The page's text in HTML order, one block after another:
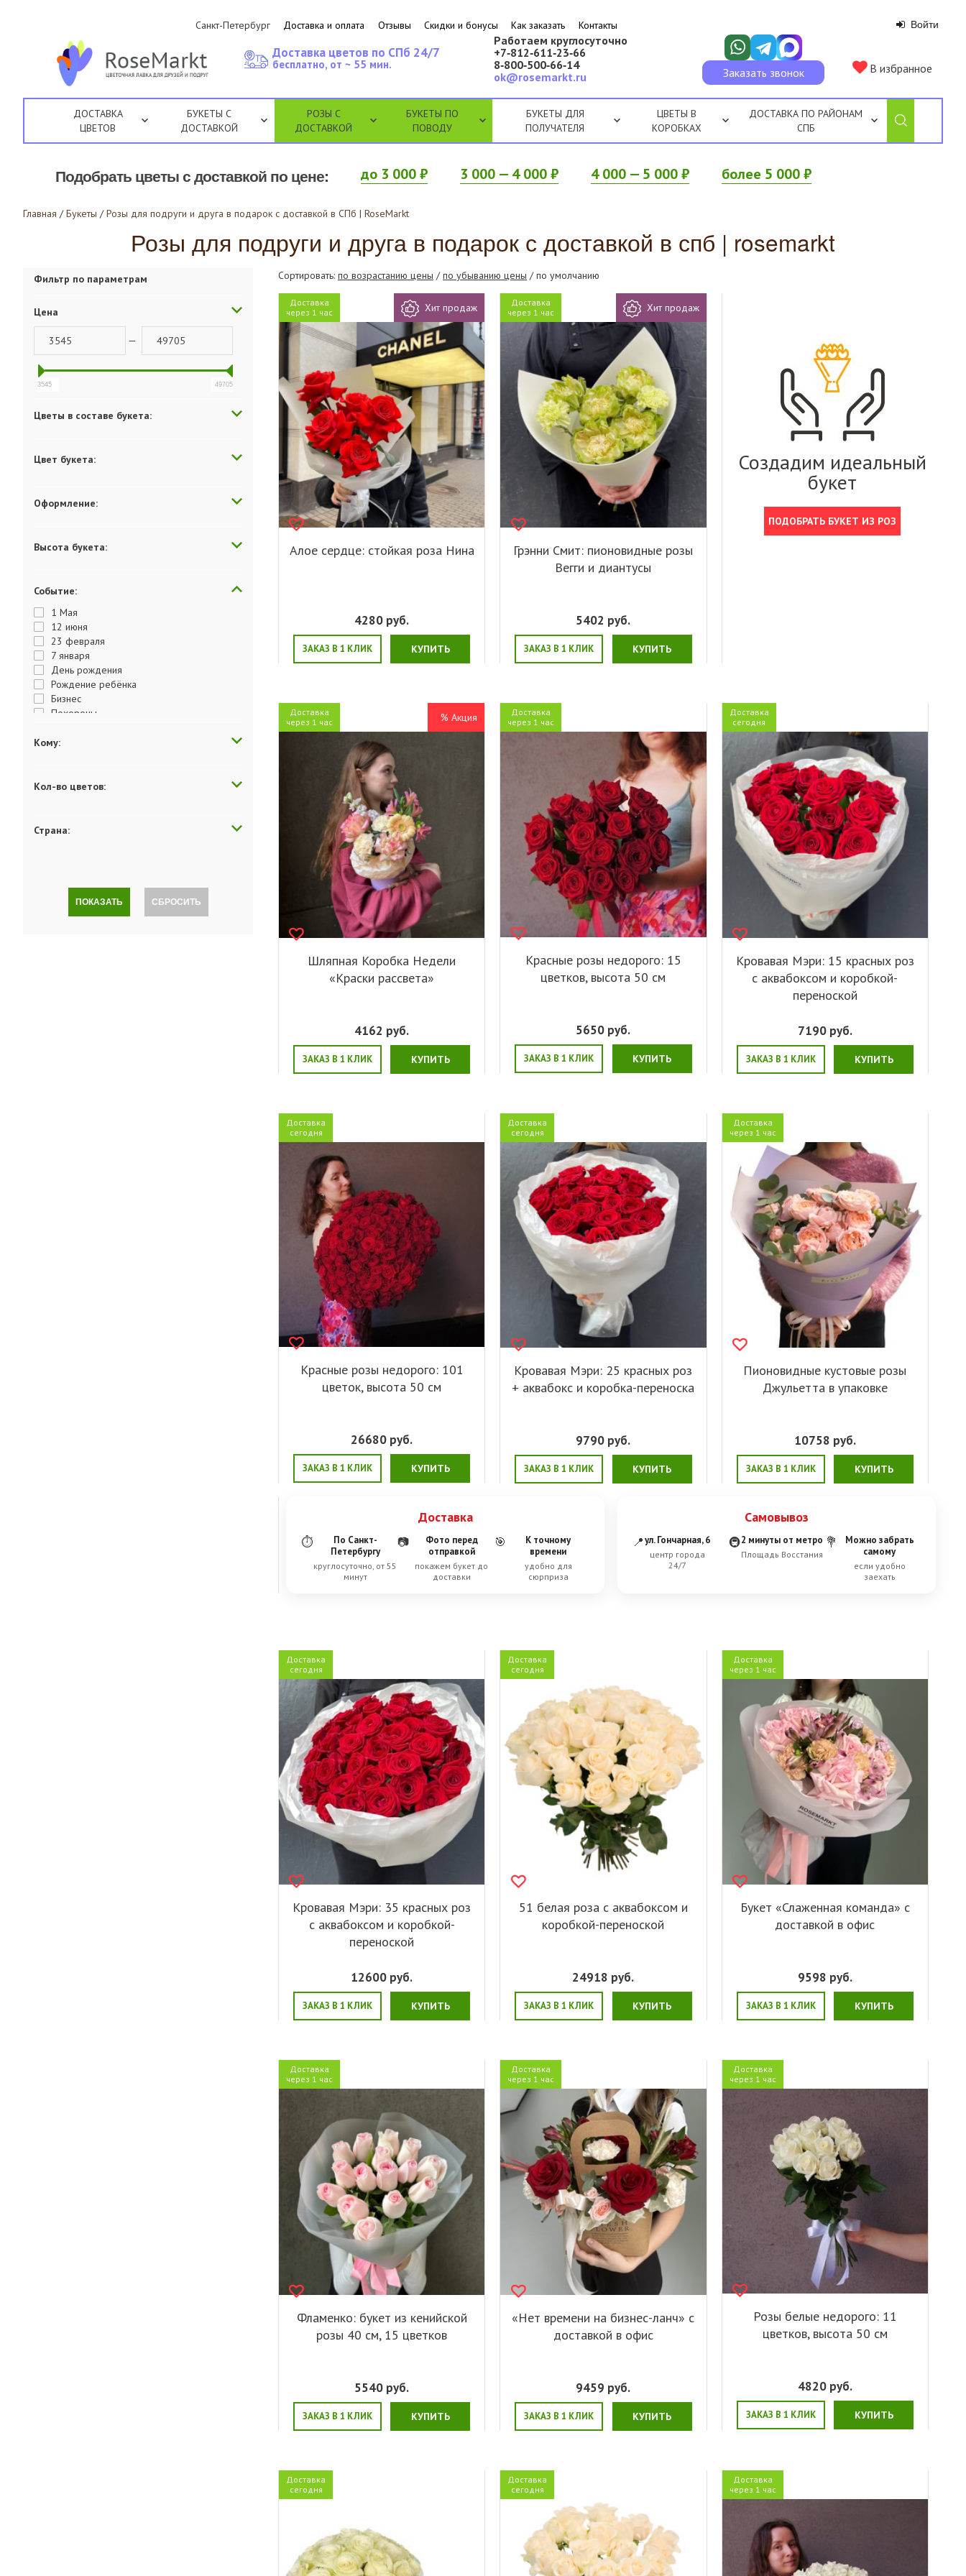
Санкт-Петербург Доставка и оплата Отзывы Скидки и бонусы Как заказать Контакты Войти
Работаем круглосуточно
+7‑812‑611‑23‑66
8‑800‑500‑66‑14
ok@rosemarkt.ru
Заказать звонок В избранное
Доставка цветов по СПб 24/7
бесплатно, от ~ 55 мин.
ДОСТАВКА
ЦВЕТОВ
БУКЕТЫ С
ДОСТАВКОЙ
РОЗЫ С
ДОСТАВКОЙ
БУКЕТЫ ПО
ПОВОДУ
БУКЕТЫ ДЛЯ
ПОЛУЧАТЕЛЯ
ЦВЕТЫ В
КОРОБКАХ
ДОСТАВКА ПО РАЙОНАМ
СПБ
Подобрать цветы с доставкой по цене: до 3 000 ₽ 3 000 — 4 000 ₽ 4 000 — 5 000 ₽ более 5 000 ₽
Главная / Букеты / Розы для подруги и друга в подарок с доставкой в СПб | RoseMarkt
Розы для подруги и друга в подарок с доставкой в спб | rosemarkt
Фильтр по параметрам
Цена
—
3545 49705
Цветы в составе букета:
Цвет букета:
Оформление:
Высота букета:
Событие:
1 Мая
12 июня
23 февраля
7 января
День рождения
Рождение ребёнка
Бизнес
Похороны
День отца
День учителя
Выздоравливай
Просто так
Комплимент
Люблю
Кому:
Кол-во цветов:
Страна:
ПОКАЗАТЬ СБРОСИТЬ
Сортировать: по возрастанию цены /по убыванию цены / по умолчанию
Доставка
через 1 час
Хит продаж
Алое сердце: стойкая роза Нина
4280 руб.
ЗАКАЗ В 1 КЛИК КУПИТЬ
Доставка
через 1 час
Хит продаж
Грэнни Смит: пионовидные розы
Вегги и диантусы
5402 руб.
ЗАКАЗ В 1 КЛИК КУПИТЬ
Создадим идеальный
букет
ПОДОБРАТЬ БУКЕТ ИЗ РОЗ
Доставка
через 1 час
% Акция
Шляпная Коробка Недели
«Краски рассвета»
4162 руб.
ЗАКАЗ В 1 КЛИК КУПИТЬ
Доставка
через 1 час
Красные розы недорого: 15
цветков, высота 50 см
5650 руб.
ЗАКАЗ В 1 КЛИК КУПИТЬ
Доставка
сегодня
Кровавая Мэри: 15 красных роз
с аквабоксом и коробкой-
переноской
7190руб.
ЗАКАЗ В 1 КЛИК КУПИТЬ
Доставка
сегодня
Красные розы недорого: 101
цветок, высота 50 см
26680 руб.
ЗАКАЗ В 1 КЛИК КУПИТЬ
Доставка
сегодня
Кровавая Мэри: 25 красных роз
+ аквабокс и коробка-переноска
9790 руб.
ЗАКАЗ В 1 КЛИК КУПИТЬ
Доставка
через 1 час
Пионовидные кустовые розы
Джульетта в упаковке
10758 руб.
ЗАКАЗ В 1 КЛИК КУПИТЬ
Доставка
⏱
По Санкт-
Петербургу
круглосуточно, от 55
минут
📷
Фото перед
отправкой
покажем букет до
доставки
🎯
К точному
времени
удобно для
сюрприза
Самовывоз
📍ул. Гончарная, 6
центр города
24/7
🚇2 минуты от метро
Площадь Восстания
💐
Можно забрать
самому
если удобно
заехать
Доставка
сегодня
Кровавая Мэри: 35 красных роз
с аквабоксом и коробкой-
переноской
12600 руб.
ЗАКАЗ В 1 КЛИК КУПИТЬ
Доставка
сегодня
51 белая роза с аквабоксом и
коробкой-переноской
24918 руб.
ЗАКАЗ В 1 КЛИК КУПИТЬ
Доставка
через 1 час
Букет «Слаженная команда» с
доставкой в офис
9598 руб.
ЗАКАЗ В 1 КЛИК КУПИТЬ
Доставка
через 1 час
Фламенко: букет из кенийской
розы 40 см, 15 цветков
5540 руб.
ЗАКАЗ В 1 КЛИК КУПИТЬ
Доставка
через 1 час
«Нет времени на бизнес-ланч» с
доставкой в офис
9459 руб.
ЗАКАЗ В 1 КЛИК КУПИТЬ
Доставка
через 1 час
Розы белые недорого: 11
цветков, высота 50 см
4820руб.
ЗАКАЗ В 1 КЛИК КУПИТЬ
Доставка
сегодня
Доставка
сегодня
Доставка
через 1 час